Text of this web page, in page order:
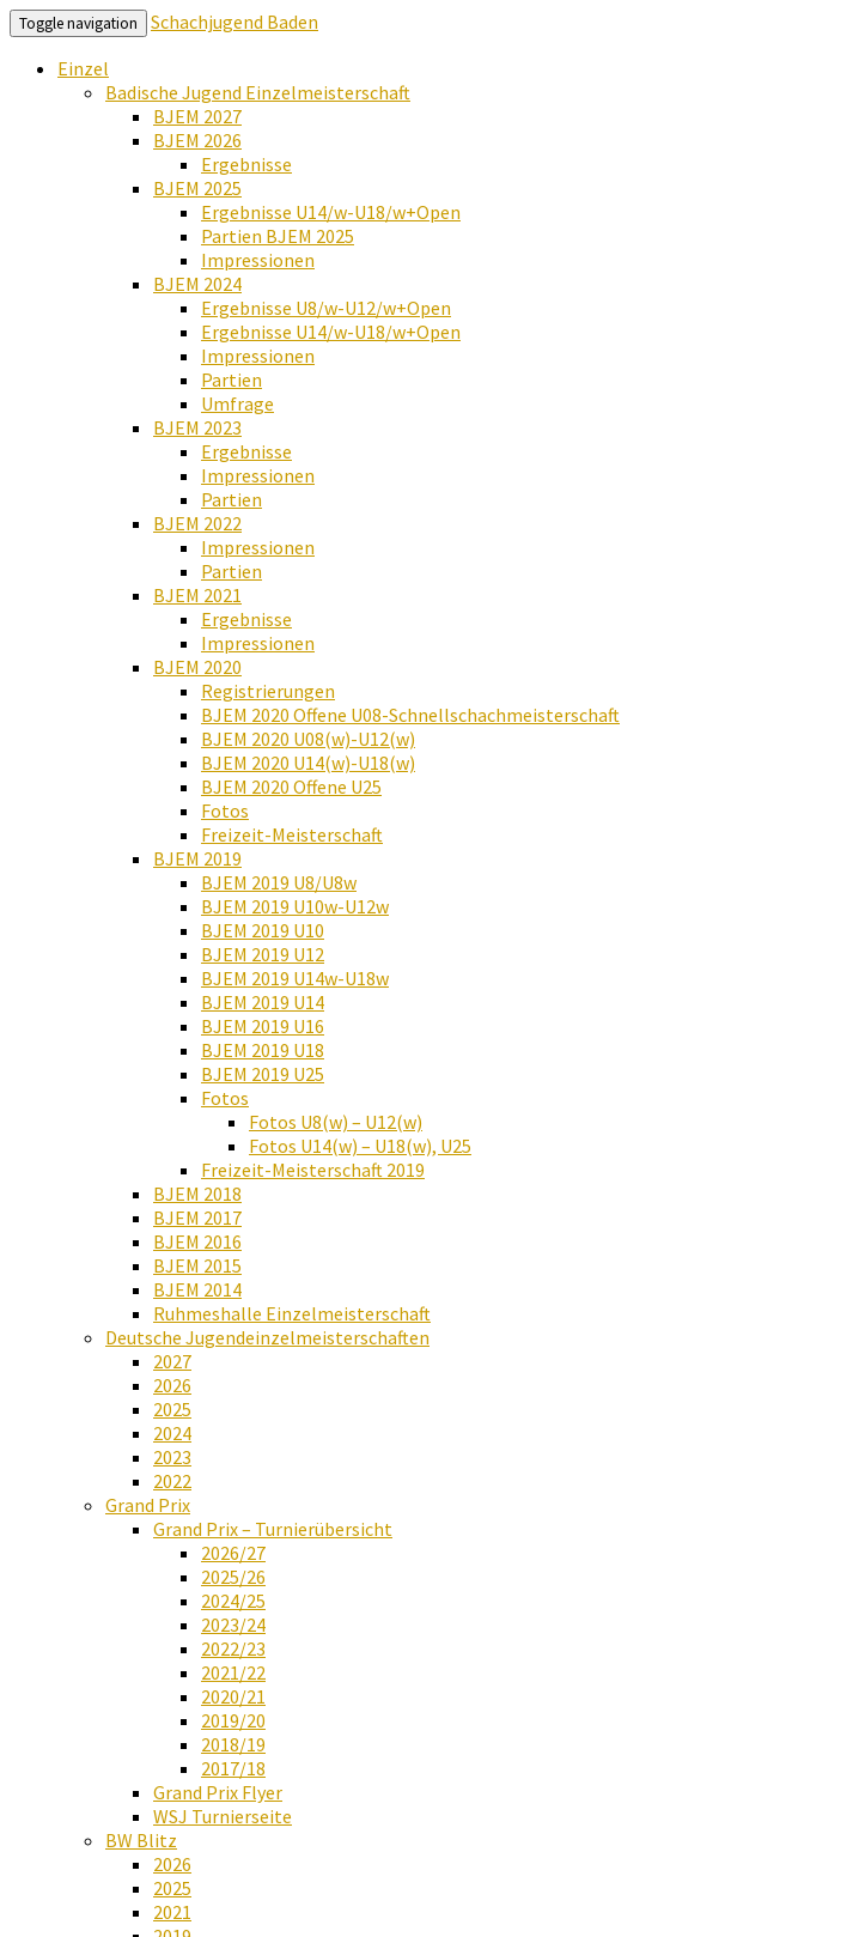
Toggle navigation
Schachjugend Baden
Einzel
Badische Jugend Einzelmeisterschaft
BJEM 2027
BJEM 2026
Ergebnisse
BJEM 2025
Ergebnisse U14/w-U18/w+Open
Partien BJEM 2025
Impressionen
BJEM 2024
Ergebnisse U8/w-U12/w+Open
Ergebnisse U14/w-U18/w+Open
Impressionen
Partien
Umfrage
BJEM 2023
Ergebnisse
Impressionen
Partien
BJEM 2022
Impressionen
Partien
BJEM 2021
Ergebnisse
Impressionen
BJEM 2020
Registrierungen
BJEM 2020 Offene U08-Schnellschachmeisterschaft
BJEM 2020 U08(w)-U12(w)
BJEM 2020 U14(w)-U18(w)
BJEM 2020 Offene U25
Fotos
Freizeit-Meisterschaft
BJEM 2019
BJEM 2019 U8/U8w
BJEM 2019 U10w-U12w
BJEM 2019 U10
BJEM 2019 U12
BJEM 2019 U14w-U18w
BJEM 2019 U14
BJEM 2019 U16
BJEM 2019 U18
BJEM 2019 U25
Fotos
Fotos U8(w) – U12(w)
Fotos U14(w) – U18(w), U25
Freizeit-Meisterschaft 2019
BJEM 2018
BJEM 2017
BJEM 2016
BJEM 2015
BJEM 2014
Ruhmeshalle Einzelmeisterschaft
Deutsche Jugendeinzelmeisterschaften
2027
2026
2025
2024
2023
2022
Grand Prix
Grand Prix – Turnierübersicht
2026/27
2025/26
2024/25
2023/24
2022/23
2021/22
2020/21
2019/20
2018/19
2017/18
Grand Prix Flyer
WSJ Turnierseite
BW Blitz
2026
2025
2021